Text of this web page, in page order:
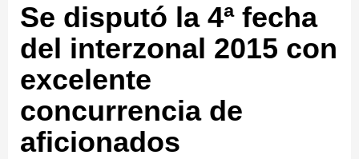
Se disputó la 4ª fecha
del interzonal 2015 con
excelente
concurrencia de
aficionados